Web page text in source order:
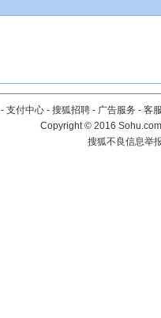
- 支付中心 - 搜狐招聘 - 广告服务 - 客
Copyright©2016
搜狐不良信息举